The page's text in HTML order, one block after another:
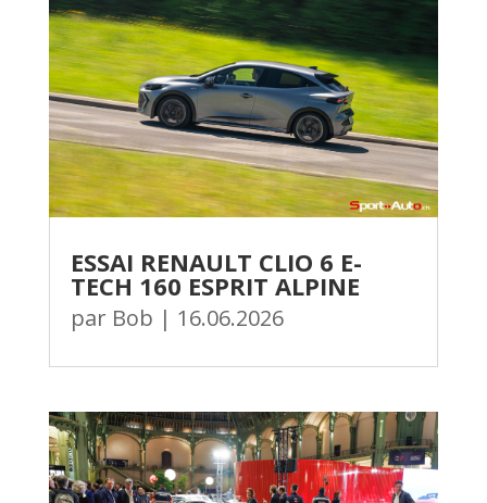
ESSAI RENAULT CLIO 6 E-
TECH 160 ESPRIT ALPINE
par Bob | 16.06.2026